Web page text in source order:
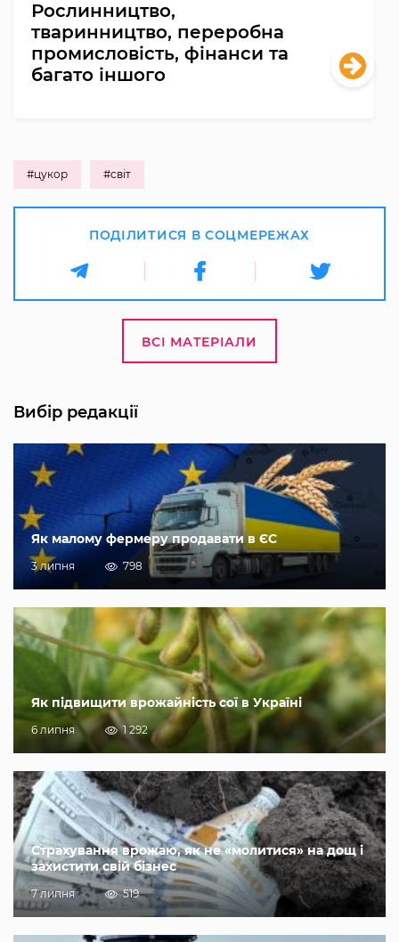
Рослинництво,
тваринництво, переробна
промисловість, фінанси та
багато іншого
#цукор #світ
ПОДІЛИТИСЯ В СОЦМЕРЕЖАХ
ВСІ МАТЕРІАЛИ
Вибір редакції
Як малому фермеру продавати в ЄС
3 липня 798
Як підвищити врожайність сої в Україні
6 липня 1 292
Страхування врожаю, як не «молитися» на дощ і
захистити свій бізнес
7 липня 519